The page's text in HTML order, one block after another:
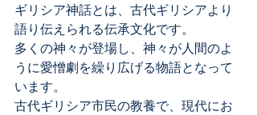
ギリシア神話とは、古代ギリシアより
語り伝えられる伝承文化です。
多くの神々が登場し、神々が人間のよ
うに愛憎劇を繰り広げる物語となって
います。
古代ギリシア市民の教養で、現代にお